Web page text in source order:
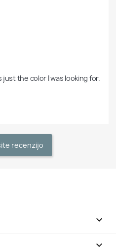
just the color I was looking for.
recenzijo

